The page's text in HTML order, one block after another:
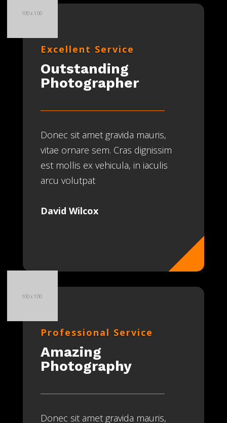
Excellent Service
Outstanding
Photographer
Donec sit amet gravida mauris,
vitae ornare sem. Cras dignissim
est mollis ex vehicula, in iaculis
arcu volutpat
David Wilcox
Professional Service
Amazing
Photography
Donec sit amet gravida mauris,